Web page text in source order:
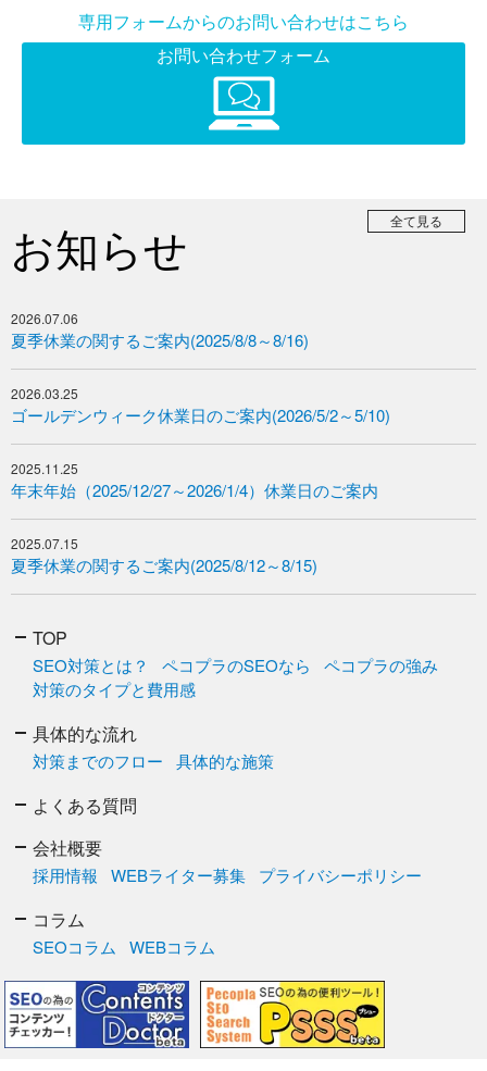
専用フォームからのお問い合わせはこちら
お問い合わせフォーム
お知らせ 全て見る
2026.07.06
夏季休業の関するご案内(2025/8/8～8/16)
2026.03.25
ゴールデンウィーク休業日のご案内(2026/5/2～5/10)
2025.11.25
年末年始（2025/12/27～2026/1/4）休業日のご案内
2025.07.15
夏季休業の関するご案内(2025/8/12～8/15)
TOP
SEO対策とは？ ペコプラのSEOなら
ペコプラの強み
対策のタイプと費用感
具体的な流れ
対策までのフロー 具体的な施策
よくある質問
会社概要
採用情報 WEBライター募集 プライバシーポリシー
コラム
SEOコラム WEBコラム